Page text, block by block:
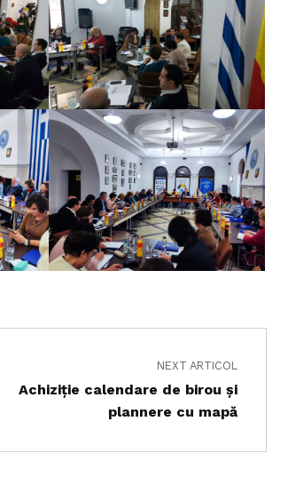
NEXT ARTICOL
Achiziție calendare de birou şi
plannere cu mapă